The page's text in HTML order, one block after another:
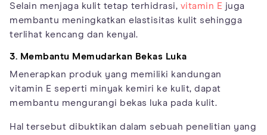
Selain menjaga kulit tetap terhidrasi, vitamin E juga
membantu meningkatkan elastisitas kulit sehingga
terlihat kencang dan kenyal.
3. Membantu Memudarkan Bekas Luka
Menerapkan produk yang memiliki kandungan
vitamin E seperti minyak kemiri ke kulit, dapat
membantu mengurangi bekas luka pada kulit.
Hal tersebut dibuktikan dalam sebuah penelitian yang